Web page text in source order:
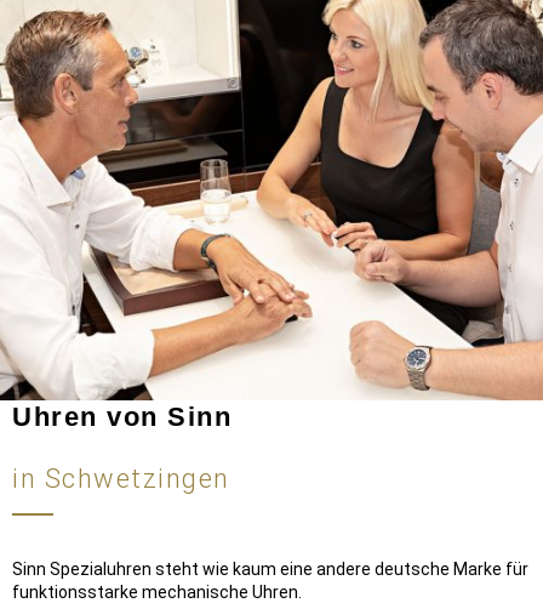
Uhren von Sinn
in Schwetzingen
Sinn Spezialuhren steht wie kaum eine andere deutsche Marke für
funktionsstarke mechanische Uhren.